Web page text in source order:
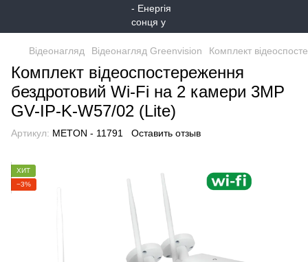
Відеонагляд Відеонагляд Greenvision Комплект
Комплект відеоспостереження
бездротовий Wi-Fi на 2 камери 3MP
GV-IP-K-W57/02 (Lite)
Артикул: METON - 11791 Оставить отзыв
ХИТ
−3%